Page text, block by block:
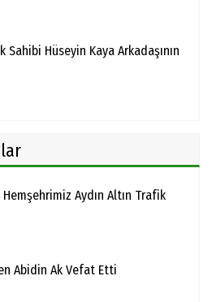
Sahibi Hüseyin Kaya Arkadaşının
Hemşehrimiz Aydın Altın Trafik
Abidin Ak Vefat Etti